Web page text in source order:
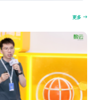
更多